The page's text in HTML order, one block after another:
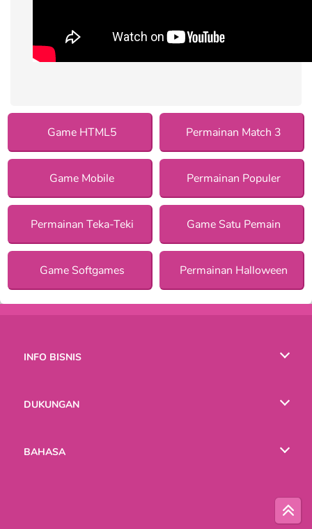
Game HTML5 Permainan Match 3
Game Mobile Permainan Populer
Permainan Teka-Teki Game Satu Pemain
Game Softgames Permainan Halloween
INFO BISNIS
DUKUNGAN
BAHASA